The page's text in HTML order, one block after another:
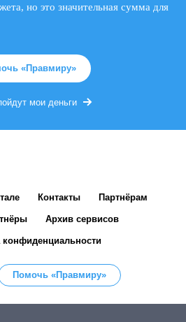
но это значительная сумма для
«Правмиру»
мои деньги
Контакты Партнёрам
Архив сервисов
конфиденциальности
Помочь «Правмиру»